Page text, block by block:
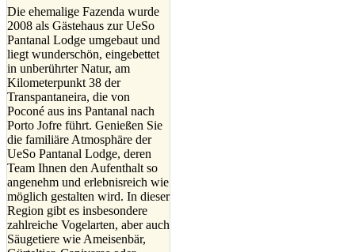
Die ehemalige Fazenda wurde
2008 als Gästehaus zur UeSo
Pantanal Lodge umgebaut und
liegt wunderschön, eingebettet
in unberührter Natur, am
Kilometerpunkt 38 der
Transpantaneira, die von
Poconé aus ins Pantanal nach
Porto Jofre führt. Genießen Sie
die familiäre Atmosphäre der
UeSo Pantanal Lodge, deren
Team Ihnen den Aufenthalt so
angenehm und erlebnisreich wie
möglich gestalten wird. In dieser
Region gibt es insbesondere
zahlreiche Vogelarten, aber auch
Säugetiere wie Ameisenbär,